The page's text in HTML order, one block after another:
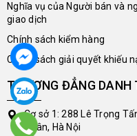
Nghĩa vụ của Người bán và
giao dịch
Chính sách kiểm hàng
Chính sách giải quyết khiếu
THƯỢNG ĐẲNG DANH
Cơ sở 1: 288 Lê Trọng
Xuân, Hà Nội